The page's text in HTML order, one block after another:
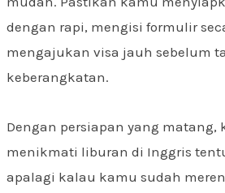
dengan rapi, mengisi formulir
mengajukan visa jauh sebelum
keberangkatan.
Dengan persiapan yang matang,
menikmati liburan di Inggris
apalagi kalau kamu sudah